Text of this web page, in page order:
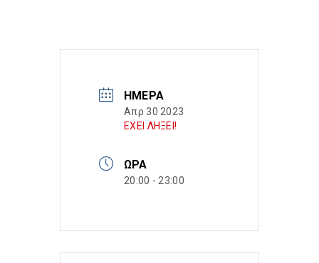
ΗΜΈΡΑ
Απρ 30 2023
ΕΧΕΙ ΛΗΞΕΙ!
ΏΡΑ
20:00 - 23:00